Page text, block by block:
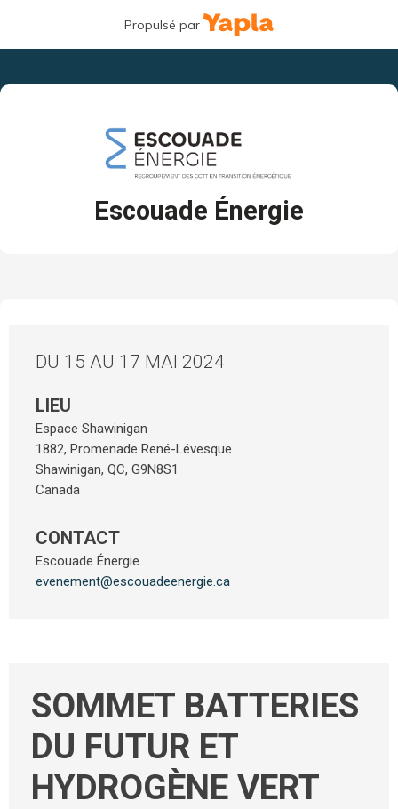
Propulsé par
Escouade Énergie
DU 15 AU 17 MAI 2024
LIEU
Espace Shawinigan
1882, Promenade René-Lévesque
Shawinigan, QC, G9N8S1
Canada
CONTACT
Escouade Énergie
evenement@escouadeenergie.ca
SOMMET BATTERIES
DU FUTUR ET
HYDROGÈNE VERT